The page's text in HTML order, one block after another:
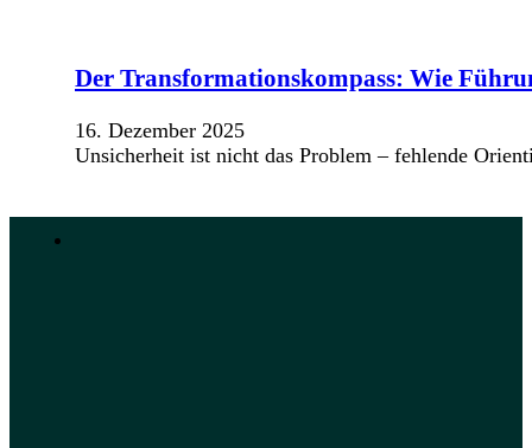
Der Transformationskompass: Wie
16. Dezember 2025
Unsicherheit ist nicht das Problem – fehlende